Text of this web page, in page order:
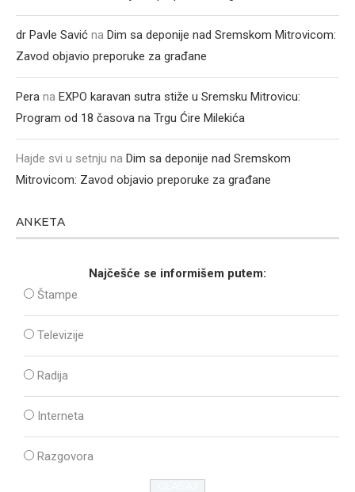
dr Pavle Savić na Dim sa deponije nad Sremskom Mitrovicom:
Zavod objavio preporuke za građane
Pera na EXPO karavan sutra stiže u Sremsku Mitrovicu:
Program od 18 časova na Trgu Ćire Milekića
Hajde svi u setnju na Dim sa deponije nad Sremskom
Mitrovicom: Zavod objavio preporuke za građane
ANKETA
Najčešće se informišem putem:
Štampe
Televizije
Radija
Interneta
Razgovora